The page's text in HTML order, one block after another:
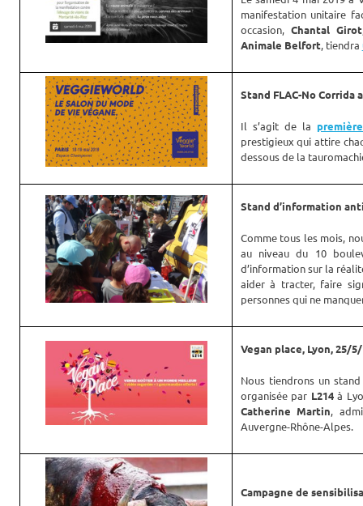
manifestation unitaire
occasion, Chantal Girot
Animale Belfort, tiendra
Stand FLAC-No Corrida
Il s’agit de la
prestigieux qui attire
dessous de la
Stand d’information
Comme tous les mois,
au niveau du 10
d’information sur la
aider à tracter, faire
personnes qui ne
Vegan place, Lyon, 25/
Nous tiendrons un
organisée par L214à
Catherine Martin,
Auvergne-Rhône-Alpes.
Campagne de